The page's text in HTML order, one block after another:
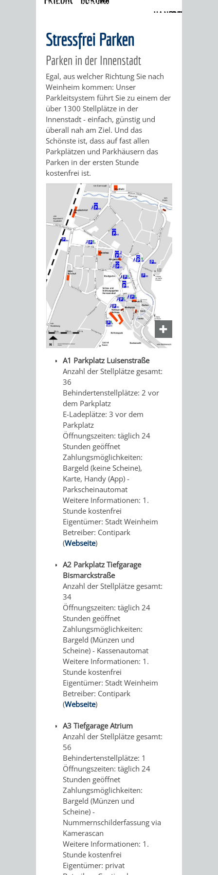
MUSEUM
VERANSTALTUNGEN
KINDER
IM
MUSEUM
INGRID-
NOLL-
WEG
MUNDART-
WEG
ZEIGMAL
- DIE
STADTTEILE
AUSFLUGSZIELE
KLEINSTADTPERLEN
HITS
FÜR
KIDS
SECHS-
MÜHLEN-
TAL
BLOGGER
ON
TOUR
WEG
HANDWERK
DES
GELAUSCHT
LUSTIG,
SKANDALÖS
KURFÜRST
WEINHEIM
UND
DIE
–
GLANZ
FÜR
KIDS
WEINHEIM
MIT
ERLEBEN
TASCHENLAMPEN-
FÜHRUNG
GEHT‘S
ZUM
GRÜFFELO
LÄNDER
-
Anreise und Parkmöglichkeiten
Stressfrei Parken
Parken in der Innenstadt
Egal, aus welcher Richtung Sie nach
Weinheim kommen: Unser
Parkleitsystem führt Sie zu einem der
über 1300 Stellplätze in der
Innenstadt - einfach, günstig und
überall nah am Ziel. Und das
Schönste ist, dass auf fast allen
Parkplätzen und Parkhäusern das
Parken in der ersten Stunde
kostenfrei ist.
A1 Parkplatz Luisenstraße
Anzahl der Stellplätze gesamt:
36
Behindertenstellplätze: 2 vor
dem Parkplatz
E-Ladeplätze: 3 vor dem
Parkplatz
Öffnungszeiten: täglich 24
Stunden geöffnet
Zahlungsmöglichkeiten:
Bargeld (keine Scheine),
Karte, Handy (App) -
Parkscheinautomat
Weitere Informationen: 1.
Stunde kostenfrei
Eigentümer: Stadt Weinheim
Betreiber: Contipark
(Webseite)
A2 Parkplatz Tiefgarage
Bismarckstraße
Anzahl der Stellplätze gesamt:
34
Öffnungszeiten: täglich 24
Stunden geöffnet
Zahlungsmöglichkeiten:
Bargeld (Münzen und
Scheine) - Kassenautomat
Weitere Informationen: 1.
Stunde kostenfrei
Eigentümer: Stadt Weinheim
Betreiber: Contipark
(Webseite)
A3 Tiefgarage Atrium
Anzahl der Stellplätze gesamt:
56
Behindertenstellplätze: 1
Öffnungszeiten: täglich 24
Stunden geöffnet
Zahlungsmöglichkeiten:
Bargeld (Münzen und
Scheine) -
Nummernschilderfassung via
Kamerascan
Weitere Informationen: 1.
Stunde kostenfrei
Eigentümer: privat